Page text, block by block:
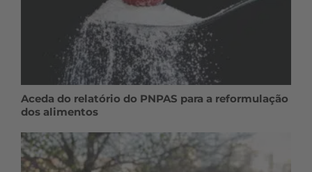
Aceda do relatório do PNPAS para a reformulação
dos alimentos